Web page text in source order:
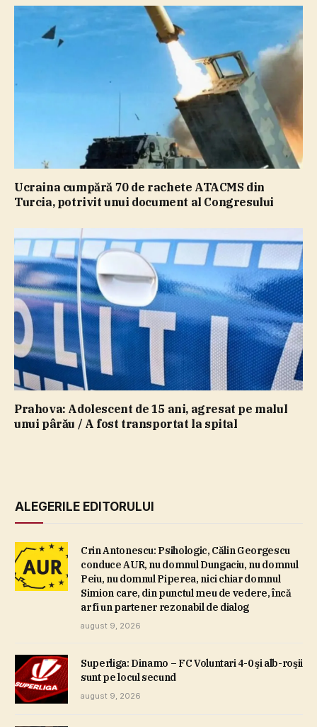
Ucraina cumpără 70 de rachete ATACMS din
Turcia, potrivit unui document al Congresului
Prahova: Adolescent de 15 ani, agresat pe malul
unui pârău / A fost transportat la spital
ALEGERILE EDITORULUI
Crin Antonescu: Psihologic, Călin Georgescu
conduce AUR, nu domnul Dungaciu, nu domnul
Peiu, nu domnul Piperea, nici chiar domnul
Simion care, din punctul meu de vedere, încă
ar fi un partener rezonabil de dialog
august 9, 2026
Superliga: Dinamo – FC Voluntari 4-0 şi alb-roşii
sunt pe locul secund
august 9, 2026